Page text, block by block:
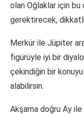
olan Oğlaklar için bu
gerektirecek,
Merkür ile Jüpiter
figürüyle iyi bir
çekindiğin bir
alabilirsin.
Akşama doğru Ay